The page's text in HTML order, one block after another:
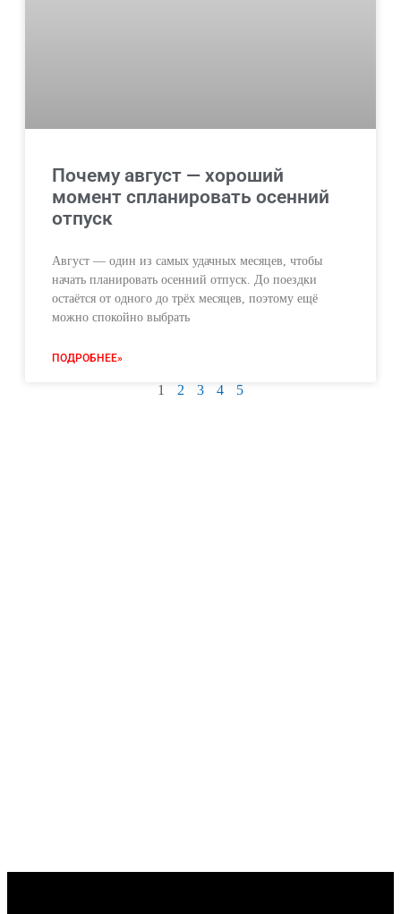
Почему август — хороший
момент спланировать осенний
отпуск
Август — один из самых удачных месяцев, чтобы
начать планировать осенний отпуск. До поездки
остаётся от одного до трёх месяцев, поэтому ещё
можно спокойно выбрать
ПОДРОБНЕЕ»
1 2 3 4 5